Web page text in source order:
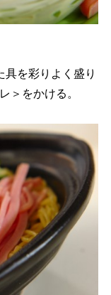
を彩りよく盛り
＞をかける。